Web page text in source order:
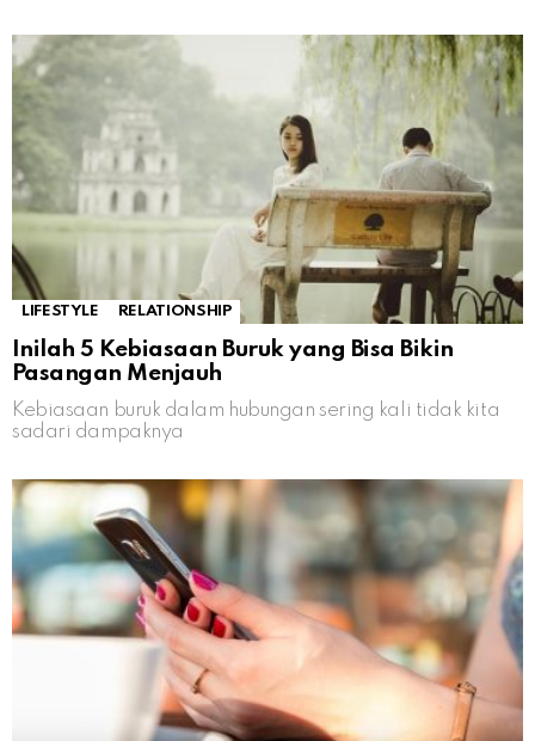
LIFESTYLE RELATIONSHIP
Inilah 5 Kebiasaan Buruk yang Bisa Bikin
Pasangan Menjauh
Kebiasaan buruk dalam hubungan sering kali tidak kita
sadari dampaknya